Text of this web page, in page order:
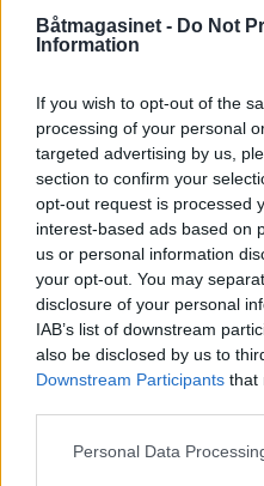
Båtmagasinet - Do Not
Information
If you wish to opt-out of the
processing of your personal
targeted advertising by us,
section to confirm your
opt-out request is processed
interest-based ads based on
us or personal information
your opt-out. You may
disclosure of your personal
IAB’s list of downstream
also be disclosed by us to
Downstream Participants that
Personal Data
En maritim
Skagerrak